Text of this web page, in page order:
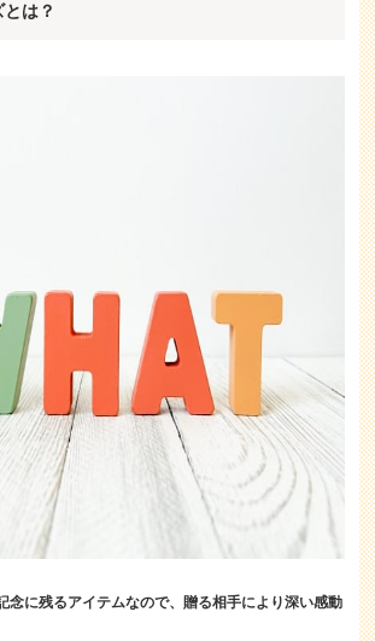
は？
念に残るアイテムなので、贈る相手により深い感動